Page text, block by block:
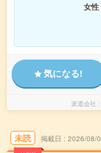
女性
気になる!
派遣会社
未読 掲載日 2026/08/